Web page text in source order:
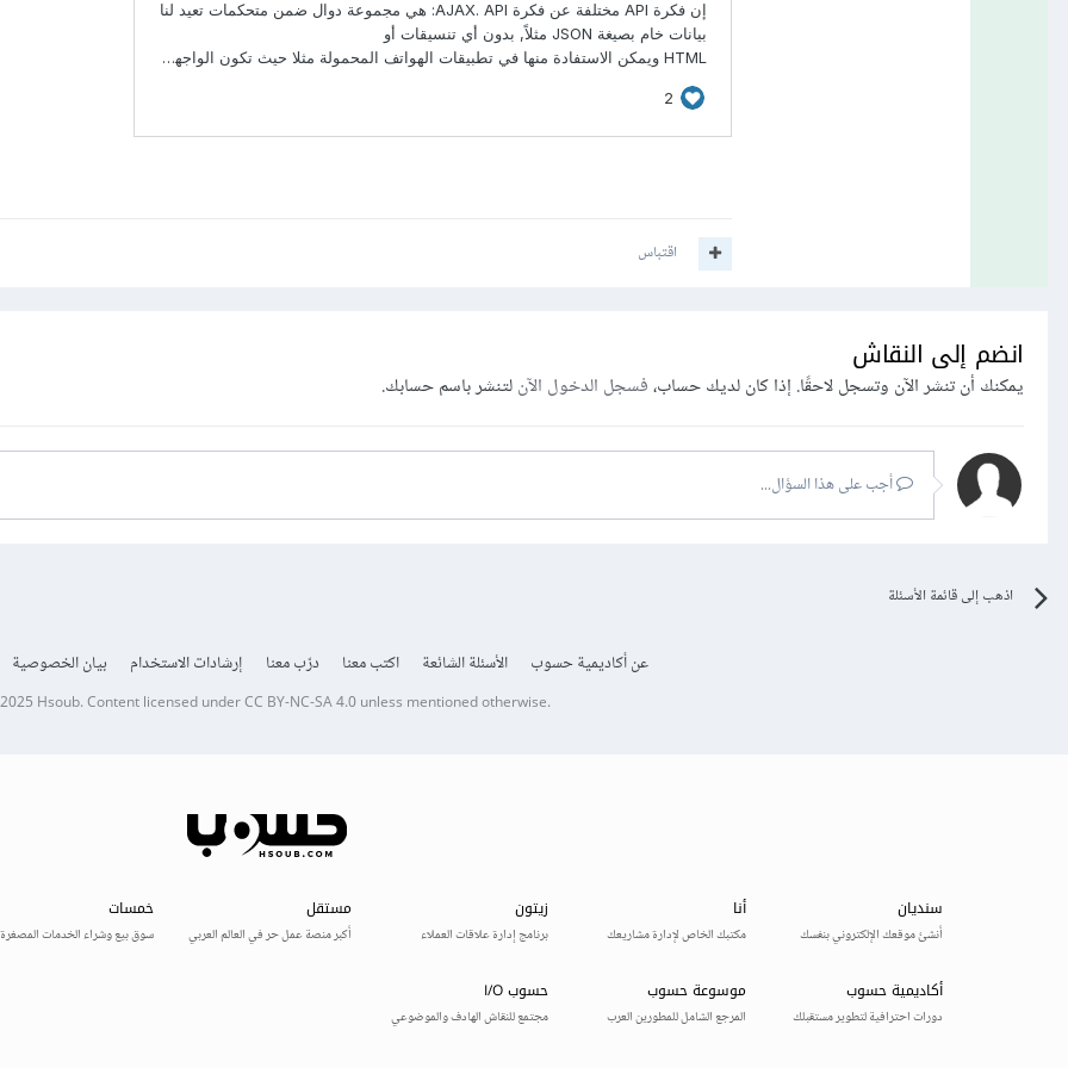
اقتباس
انضم إلى النقاش
يمكنك أن تنشر الآن وتسجل لاحقًا. إذا كان لديك حساب،فسجل الدخول الآنلتنشر باسم حسابك.
أجب على هذا السؤال...
اذهب إلى قائمة الأسئلة
عن أكاديمية حسوب الأسئلة الشائعة اكتب معنا درّب معنا إرشادات الاستخدام بيان الخصوصية
Hsoub.Content licensed underCC BY-NC-SA 4.0unless mentioned otherwise.